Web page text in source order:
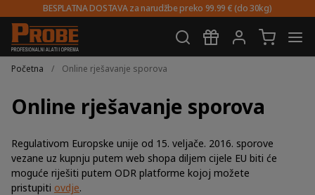
BESPLATNA DOSTAVA za narudžbe preko 99.99 € (do 30kg)
Preskoči
na
Skoči
do
Početna / Online rješavanje sporova
Online rješavanje sporova
Regulativom Europske unije od 15. veljače. 2016. sporove
vezane uz kupnju putem web shopa diljem cijele EU biti će
moguće riješiti putem ODR platforme kojoj možete
pristupiti ovdje.